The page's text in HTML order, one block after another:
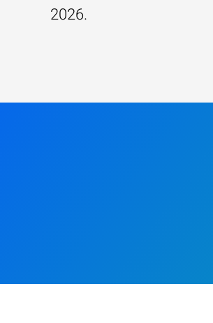
2026.